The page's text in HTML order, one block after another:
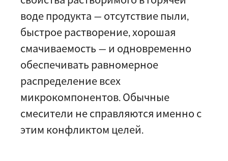
воде продукта — отсутствие пыли,
быстрое растворение, хорошая
смачиваемость — и одновременно
обеспечивать равномерное
распределение всех
микрокомпонентов. Обычные
смесители не справляются именно с
этим конфликтом целей.